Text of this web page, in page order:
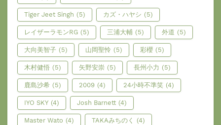
Tiger Jeet Singh (5) カズ・ハヤシ (5)
レイザーラモンRG (5) 三浦大輔 (5) 外道 (5)
大向美智子 (5) 山岡聖怜 (5) 彩櫻 (5)
木村健悟 (5) 矢野安崇 (5) 長州小力 (5)
鹿島沙希 (5) 2009 (4) 24小時不準笑 (4)
IYO SKY (4) Josh Barnett (4)
Master Wato (4) TAKAみちのく (4)